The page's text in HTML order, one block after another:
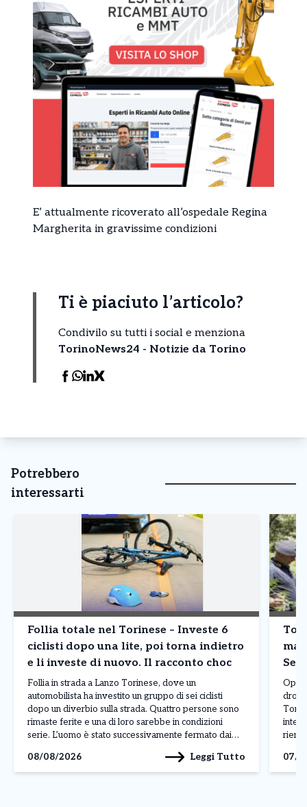
E’ attualmente ricoverato all’ospedale Regina
Margherita in gravissime condizioni
Ti è piaciuto l’articolo?
Condivilo su tutti i social e menziona
TorinoNews24 - Notizie da Torino
Potrebbero
interessarti
Follia totale nel Torinese – Investe 6
ciclisti dopo una lite, poi torna indietro
e li investe di nuovo. Il racconto choc
Follia in strada a Lanzo Torinese, dove un
automobilista ha investito un gruppo di sei ciclisti
dopo un diverbio sulla strada. Quattro persone sono
rimaste ferite e una di loro sarebbe in condizioni
serie. L’uomo è stato successivamente fermato dai
raccontare la dinamica dell’accaduto è stato uno dei
[…]
08/08/2026 Leggi Tutto
a
07/